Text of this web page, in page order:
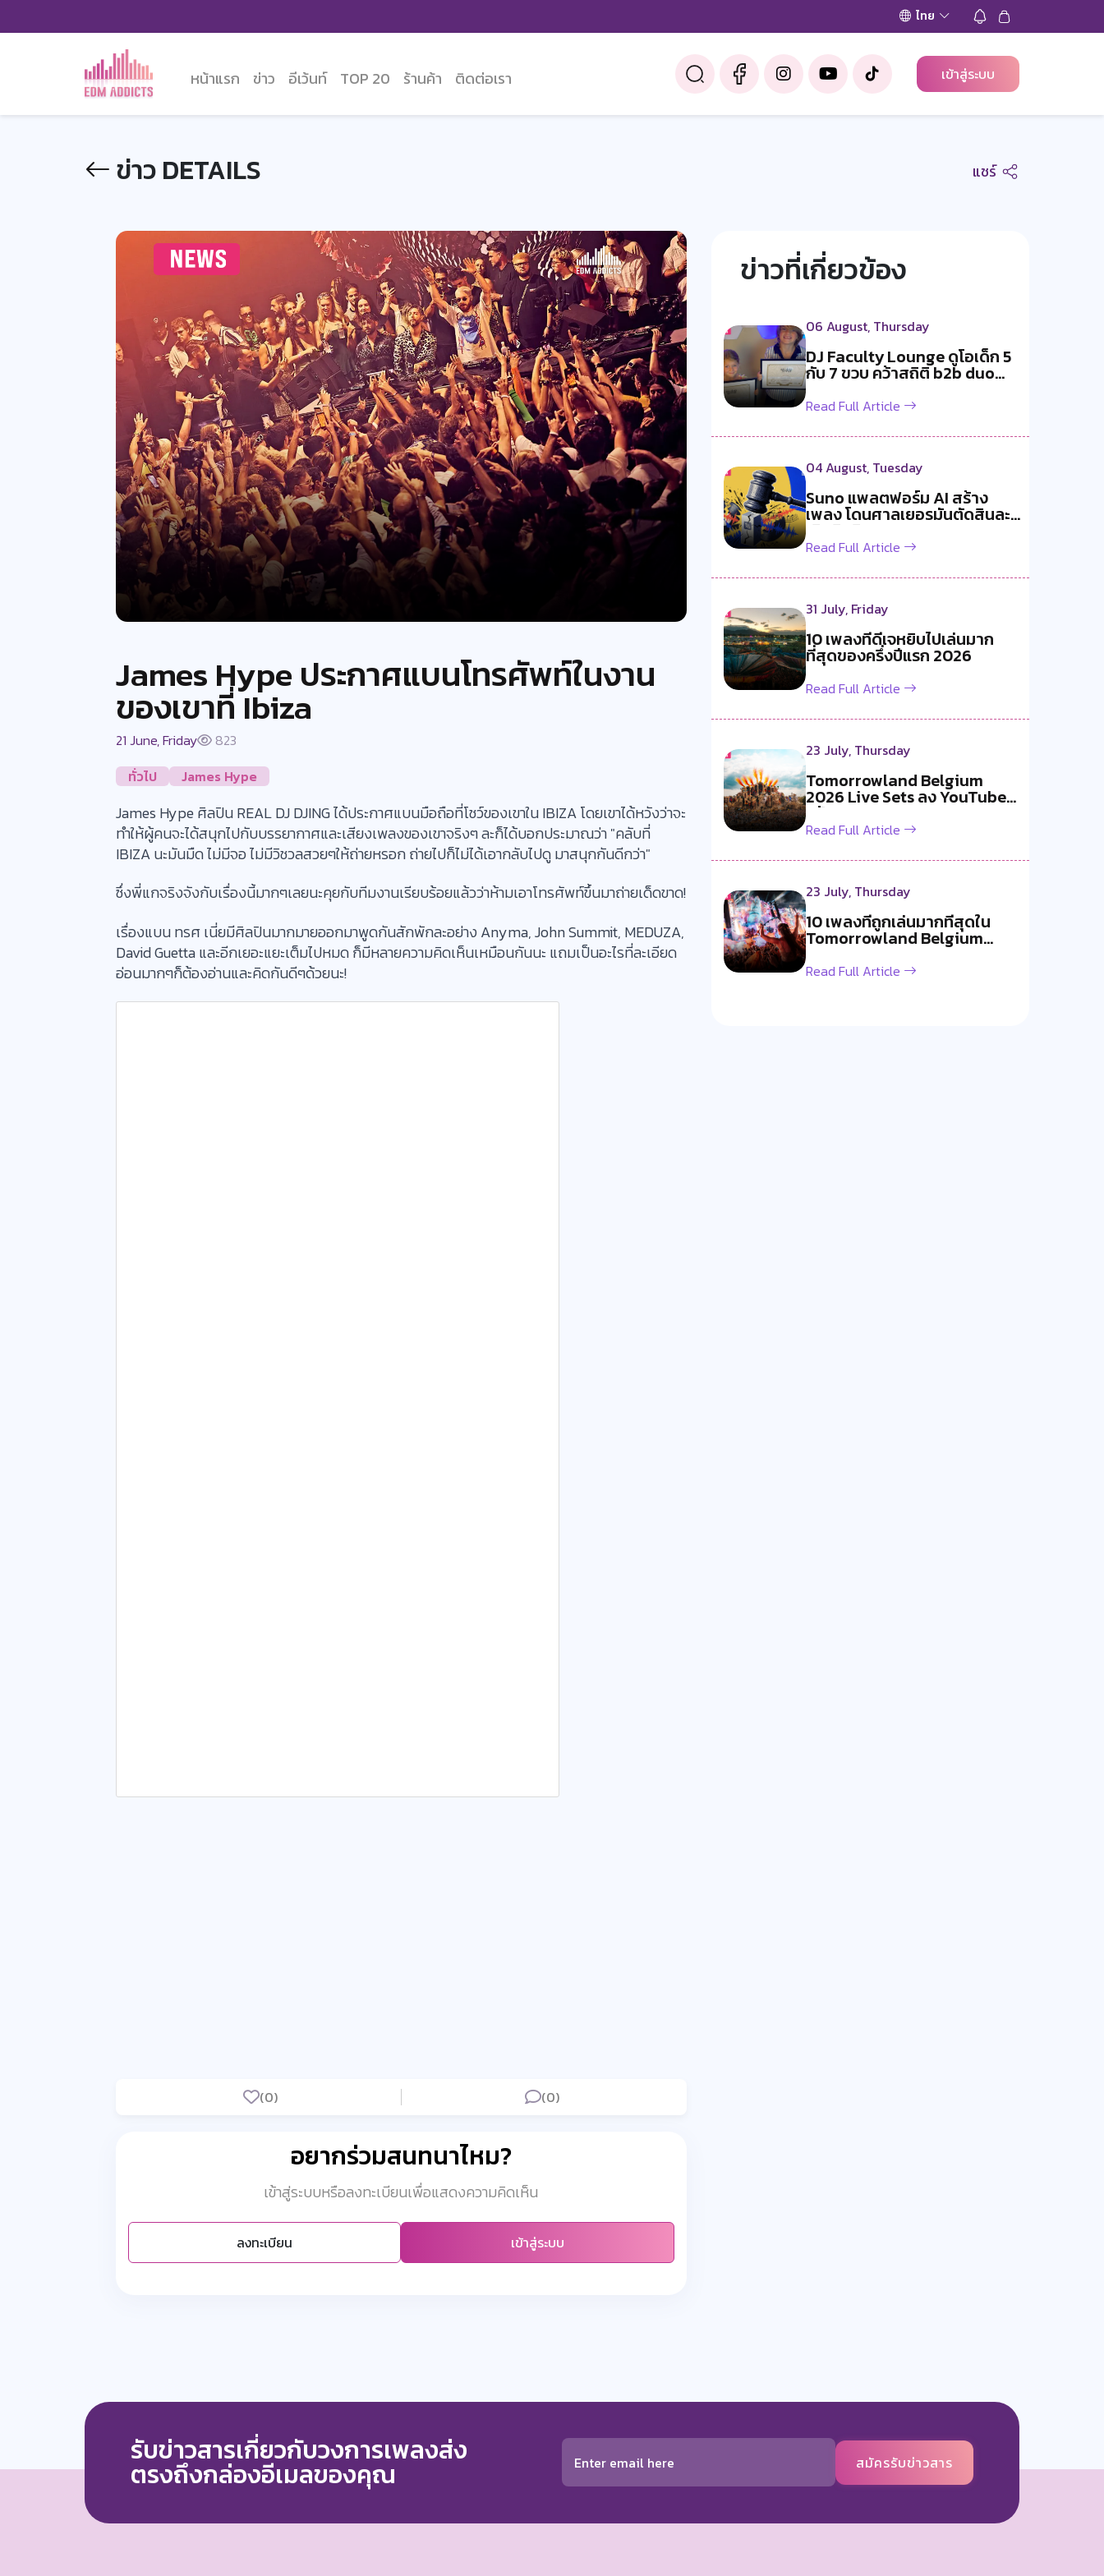
ไทย
หน้าแรก ข่าว อีเว้นท์ TOP 20 ร้านค้า ติดต่อเรา เข้าสู่ระบบ
ข่าว DETAILS แชร์
James Hype ประกาศแบนโทรศัพท์ในงาน
ของเขาที่ Ibiza
21 June, Friday
823
ทั่วไป
James Hype
James Hype ศิลปิน REAL DJ DJING ได้ประกาศแบนมือถือที่โชว์ของเขาใน IBIZA โดยเขาได้หวังว่าจะ
ทำให้ผู้คนจะได้สนุกไปกับบรรยากาศและเสียงเพลงของเขาจริงๆ ละก็ได้บอกประมาณว่า "คลับที่
IBIZA นะมันมืด ไม่มีจอ ไม่มีวิชวลสวยๆให้ถ่ายหรอก ถ่ายไปก็ไม่ได้เอากลับไปดู มาสนุกกันดีกว่า"
ซึ่งพี่แกจริงจังกับเรื่องนี้มากๆเลยนะคุยกับทีมงานเรียบร้อยแล้วว่าห้ามเอาโทรศัพท์ขึ้นมาถ่ายเด็ดขาด!
เรื่องแบน ทรศ เนี่ยมีศิลปินมากมายออกมาพูดกันสักพักละอย่าง Anyma, John Summit, MEDUZA,
David Guetta และอีกเยอะแยะเต็มไปหมด ก็มีหลายความคิดเห็นเหมือนกันนะ แถมเป็นอะไรที่ละเอียด
อ่อนมากๆก็ต้องอ่านและคิดกันดีๆด้วยนะ!
(0) (0)
อยากร่วมสนทนาไหม?
เข้าสู่ระบบหรือลงทะเบียนเพื่อแสดงความคิดเห็น
ลงทะเบียน เข้าสู่ระบบ
ข่าวที่เกี่ยวข้อง
06 August, Thursday
DJ Faculty Lounge ดูโอเด็ก 5
กับ 7 ขวบ คว้าสถิติ b2b duo
อา...
Read Full Article
04 August, Tuesday
Suno แพลตฟอร์ม AI สร้าง
เพลง โดนศาลเยอรมันตัดสินละ
เมิดลิขสิท...
Read Full Article
31 July, Friday
10 เพลงที่ดีเจหยิบไปเล่นมาก
ที่สุดของครึ่งปีแรก 2026
Read Full Article
23 July, Thursday
Tomorrowland Belgium
2026 Live Sets ลง YouTube
แล้ว!
Read Full Article
23 July, Thursday
10 เพลงที่ถูกเล่นมากที่สุดใน
Tomorrowland Belgium
2026
Read Full Article
รับข่าวสารเกี่ยวกับวงการเพลงส่ง
ตรงถึงกล่องอีเมลของคุณ สมัครรับข่าวสาร